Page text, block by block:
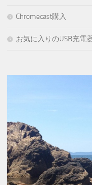
Chromecast購入
お気に入りのUSB充電